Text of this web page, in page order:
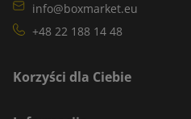
info@boxmarket.eu
+48 22 188 14 48
Korzyści dla Ciebie